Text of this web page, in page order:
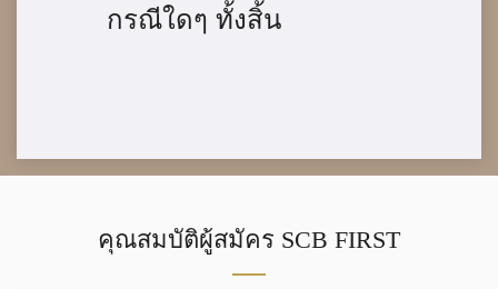
กรณีใดๆ ทั้งสิ้น
คุณสมบัติผู้สมัคร SCB FIRST